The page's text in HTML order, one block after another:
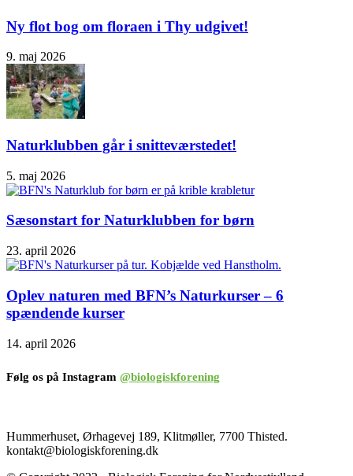
Ny flot bog om floraen i Thy udgivet!
9. maj 2026
Naturklubben går i snitteværstedet!
5. maj 2026
Sæsonstart for Naturklubben for børn
23. april 2026
Oplev naturen med BFN’s Naturkurser – 6
spændende kurser
14. april 2026
Følg os på Instagram @biologiskforening
Hummerhuset, Ørhagevej 189, Klitmøller, 7700 Thisted.
kontakt@biologiskforening.dk